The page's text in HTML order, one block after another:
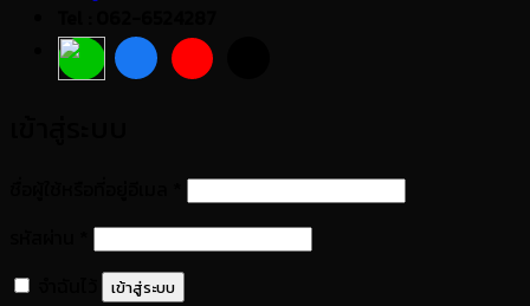
ต้องการ
ต้องการ
เข้าสู่ระบบ